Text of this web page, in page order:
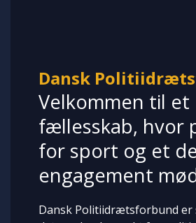
Dansk
Velkommen til et
fællesskab, hvor
for sport og et
engagement
Dansk Politiidrætsforbund